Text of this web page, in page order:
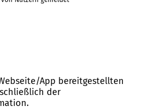
App bereitgestellten
der